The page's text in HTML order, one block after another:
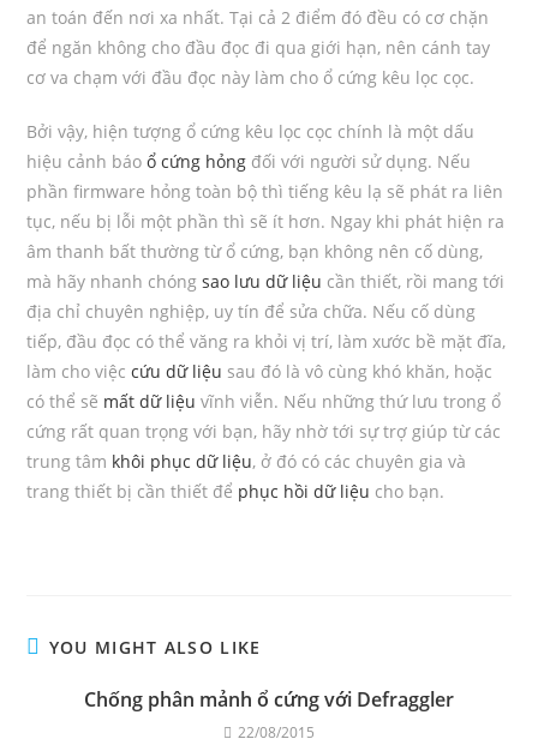
an toán đến nơi xa nhất. Tại cả 2 điểm đó đều có cơ chặn
để ngăn không cho đầu đọc đi qua giới hạn, nên cánh tay
cơ va chạm với đầu đọc này làm cho ổ cứng kêu lọc cọc.
Bởi vậy, hiện tượng ổ cứng kêu lọc cọc chính là một dấu
hiệu cảnh báoổ cứng hỏng đối với người sử dụng. Nếu
phần firmware hỏng toàn bộ thì tiếng kêu lạ sẽ phát ra liên
tục, nếu bị lỗi một phần thì sẽ ít hơn. Ngay khi phát hiện ra
âm thanh bất thường từ ổ cứng, bạn không nên cố dùng,
mà hãy nhanh chóngsao lưu dữ liệu cần thiết, rồi mang tới
địa chỉ chuyên nghiệp, uy tín để sửa chữa. Nếu cố dùng
tiếp, đầu đọc có thể văng ra khỏi vị trí, làm xước bề mặt đĩa,
làm cho việccứu dữ liệu sau đó là vô cùng khó khăn, hoặc
có thể sẽ mất dữ liệu vĩnh viễn. Nếu những thứ lưu trong ổ
cứng rất quan trọng với bạn, hãy nhờ tới sự trợ giúp từ các
trung tâm khôi phục dữ liệu, ở đó có các chuyên gia và
trang thiết bị cần thiết để phục hồi dữ liệu cho bạn.
YOU MIGHT ALSO LIKE
Chống phân mảnh ổ cứng với Defraggler
22/08/2015